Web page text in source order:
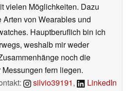
vielen Möglichkeiten. Dazu
von Wearables und
Hauptberuflich bin ich
weshalb mir weder
noch die
fern liegen.
silvio39191, LinkedIn